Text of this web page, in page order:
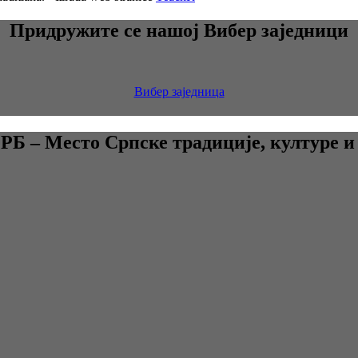
Придружите се нашој Вибер заједници
Вибер заједница
– Место Српске традиције, културе и